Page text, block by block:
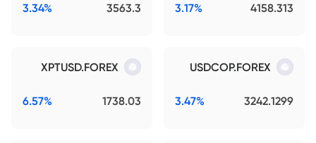
4158.313
3.17%
3563.3
3.34%
USDCOP.FOREX
3242.1299
3.47%
XPTUSD.FOREX
1738.03
6.57%